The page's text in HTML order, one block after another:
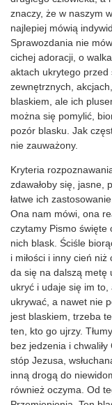
znaczy, że w naszym
najlepiej mówią
Sprawozdania nie
cichej adoracji, o
aktach ukrytego przed
zewnętrznych,
blaskiem, ale ich
można się pomylić,
pozór blasku. Jak
nie zauważony.
Kryteria
zdawałoby się, jasne,
łatwe ich
Ona nam mówi, ona
czytamy Pismo święte
nich blask. Ściśle
i miłości i inny cień
da się na dalszą metę
ukryć i udaje się im
ukrywać, a nawet nie
jest blaskiem, trzeba
ten, kto go ujrzy.
bez jedzenia i chwaliły
stóp Jezusa,
inną drogą do
również oczyma. Od